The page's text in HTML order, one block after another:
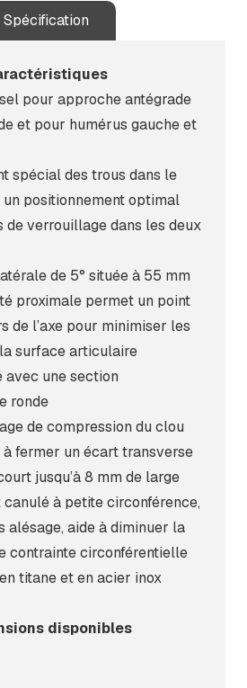
Spécification
pour approche antégrade
et pour humérus gauche et
spécial des trous dans le
positionnement optimal
de verrouillage dans les deux
de 5° située à 55 mm
proximale permet un point
de l’axe pour minimiser les
surface articulaire
avec une section
ronde
de compression du clou
fermer un écart transverse
jusqu’à 8 mm de large
à petite circonférence,
alésage, aide à diminuer la
contrainte circonférentielle
titane et en acier inox
disponibles